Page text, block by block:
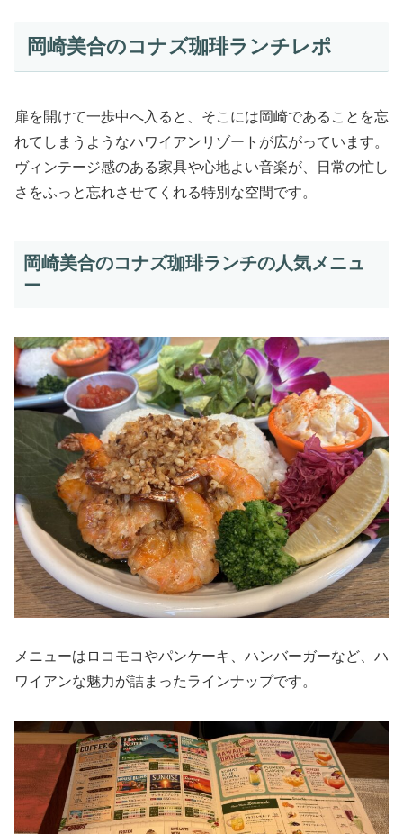
岡崎美合のコナズ珈琲ランチレポ
扉を開けて一歩中へ入ると、そこには岡崎であることを忘
れてしまうようなハワイアンリゾートが広がっています。
ヴィンテージ感のある家具や心地よい音楽が、日常の忙し
さをふっと忘れさせてくれる特別な空間です。
岡崎美合のコナズ珈琲ランチの人気メニュ
ー
メニューはロコモコやパンケーキ、ハンバーガーなど、ハ
ワイアンな魅力が詰まったラインナップです。